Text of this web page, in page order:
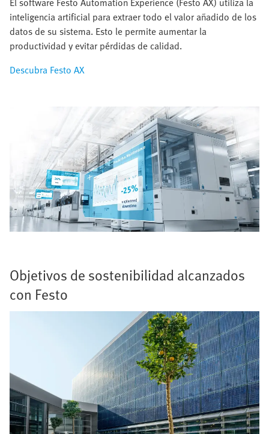
inteligencia artificial para extraer todo el valor añadido de los
datos de su sistema. Esto le permite aumentar la
productividad y evitar pérdidas de calidad.
Descubra Festo AX
Objetivos de sostenibilidad alcanzados
con Festo